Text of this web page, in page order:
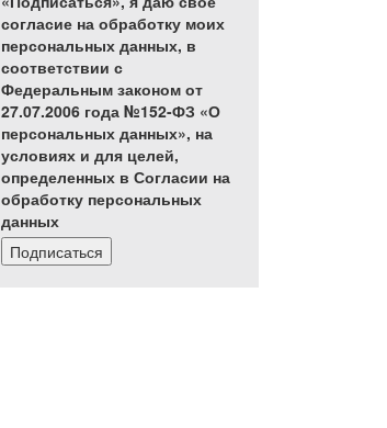
согласие на обработку моих
персональных данных, в
соответствии с
Федеральным законом от
27.07.2006 года №152-ФЗ «О
персональных данных», на
условиях и для целей,
определенных в Согласии на
обработку персональных
данных
Подписаться